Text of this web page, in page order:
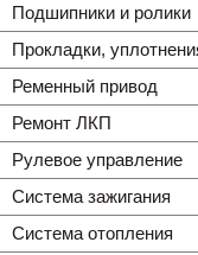
Подшипники и ролики
Прокладки,
Ременный привод
Ремонт ЛКП
Рулевое управление
Система зажигания
Система отопления